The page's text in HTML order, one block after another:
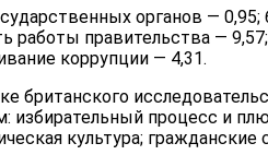
органов — 0,95;
правительства —
коррупции — 4,31.
британского
избирательный процесс и
культура; гражданские